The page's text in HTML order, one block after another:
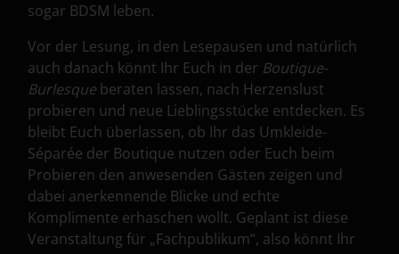
sogar BDSM leben.
Vor der Lesung, in den Lesepausen und natürlich
auch danach könnt Ihr Euch in der Boutique-
Burlesque beraten lassen, nach Herzenslust
probieren und neue Lieblingsstücke entdecken. Es
bleibt Euch überlassen, ob Ihr das Umkleide-
Séparée der Boutique nutzen oder Euch beim
Probieren den anwesenden Gästen zeigen und
dabei anerkennende Blicke und echte
Komplimente erhaschen wollt. Geplant ist diese
Veranstaltung für „Fachpublikum“, also könnt Ihr